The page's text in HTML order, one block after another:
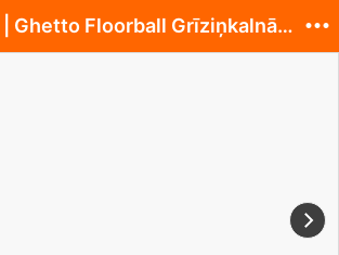
12.07.2016 | Ghetto Floorball Grīziņkalnā U14&U16